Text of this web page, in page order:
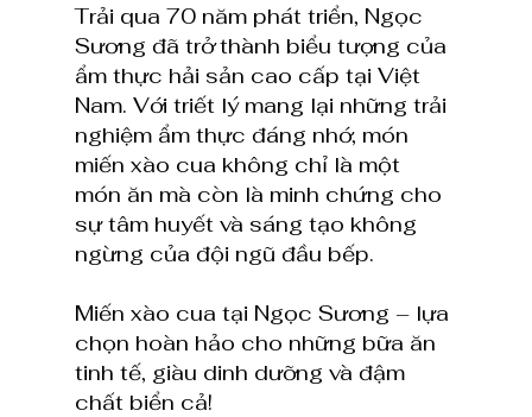
Trải qua 70 năm phát triển, Ngọc
Sương đã trở thành biểu tượng của
ẩm thực hải sản cao cấp tại Việt
Nam. Với triết lý mang lại những trải
nghiệm ẩm thực đáng nhớ, món
miến xào cua không chỉ là một
món ăn mà còn là minh chứng cho
sự tâm huyết và sáng tạo không
ngừng của đội ngũ đầu bếp.
Miến xào cua tại Ngọc Sương – lựa
chọn hoàn hảo cho những bữa ăn
tinh tế, giàu dinh dưỡng và đậm
chất biển cả!